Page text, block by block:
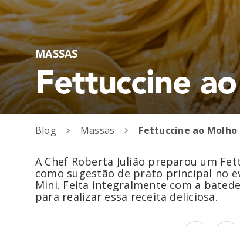
MASSAS
Fettuccine
Blog Massas
A Chef Roberta Julião preparou um
como sugestão de prato principal no
Mini. Feita integralmente com a
para realizar essa receita deliciosa.